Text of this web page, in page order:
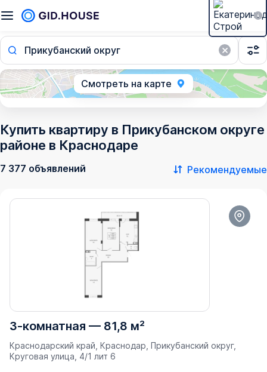
Прикубанский округ
Смотреть на карте
Купить квартиру в Прикубанском округе
районе в Краснодаре
7 377 объявлений Рекомендуемые
3-комнатная — 81,8 м²
Краснодарский край, Краснодар, Прикубанский округ,
Круговая улица, 4/1 лит 6